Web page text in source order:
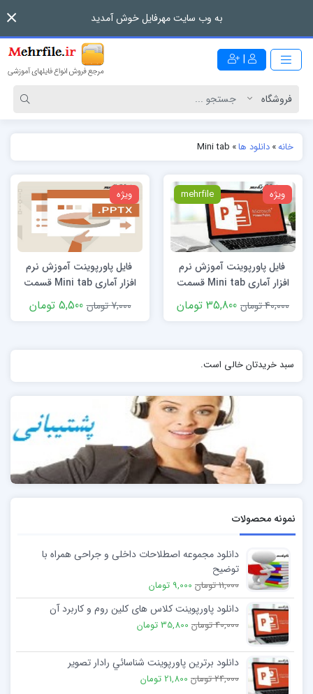
به وب سایت مهرفایل خوش آمدید
|
خانه»دانلود ها»
Mini tab
ویژه mehrfile
فایل پاورپوینت آموزش نرم
افزار آماری Mini tab قسمت
دوم
40,000 تومان 35,800 تومان
ویژه
فایل پاورپوینت آموزش نرم
افزار آماری Mini tab قسمت
7,000 تومان 5,500 تومان
سبد خریدتان خالی است.
نمونه محصولات
دانلود مجموعه اصطلاحات داخلی و جراحی همراه با
توضیح
11,000 تومان 9,000 تومان
دانلود پاورپوینت کلاس های کلین روم و کاربرد آن
40,000 تومان 35,800 تومان
دانلود برترین پاورپوینت شناسائي رادار تصویر
24,000 تومان 21,800 تومان